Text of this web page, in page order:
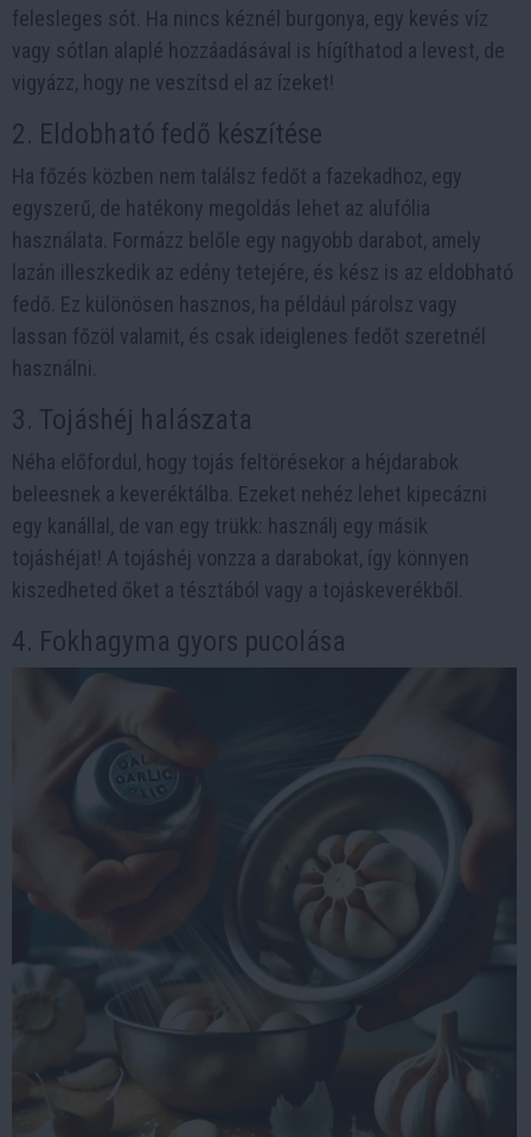
felesleges sót. Ha nincs kéznél burgonya, egy kevés víz
vagy sótlan alaplé hozzáadásával is hígíthatod a levest, de
vigyázz, hogy ne veszítsd el az ízeket!
2. Eldobható fedő készítése
Ha főzés közben nem találsz fedőt a fazekadhoz, egy
egyszerű, de hatékony megoldás lehet az alufólia
használata. Formázz belőle egy nagyobb darabot, amely
lazán illeszkedik az edény tetejére, és kész is az eldobható
fedő. Ez különösen hasznos, ha például párolsz vagy
lassan főzöl valamit, és csak ideiglenes fedőt szeretnél
használni.
3. Tojáshéj halászata
Néha előfordul, hogy tojás feltörésekor a héjdarabok
beleesnek a keveréktálba. Ezeket nehéz lehet kipecázni
egy kanállal, de van egy trükk: használj egy másik
tojáshéjat! A tojáshéj vonzza a darabokat, így könnyen
kiszedheted őket a tésztából vagy a tojáskeverékből.
4. Fokhagyma gyors pucolása